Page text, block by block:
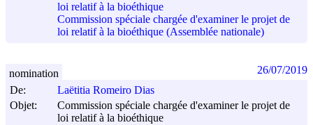
loi relatif à la bioéthique
Commission spéciale chargée d'examiner le projet de
loi relatif à la bioéthique (Assemblée nationale)
De:
Laëtitia Romeiro Dias
Objet:
Commission spéciale chargée d'examiner le projet de
loi relatif à la bioéthique
nomination 26/07/2019